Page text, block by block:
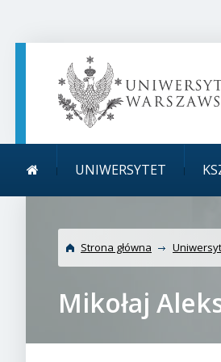
główne
UNIWERSYTET
Uniwersytet
Strona główna
Mikołaj